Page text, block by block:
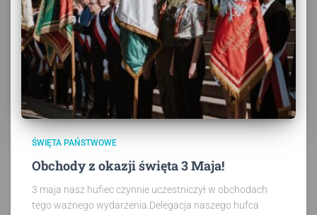
ŚWIĘTA PAŃSTWOWE
Obchody z okazji święta 3 Maja!
3 maja nasz hufiec czynnie uczestniczył w obchodach
tego ważnego wydarzenia.Delegacja naszego hufca